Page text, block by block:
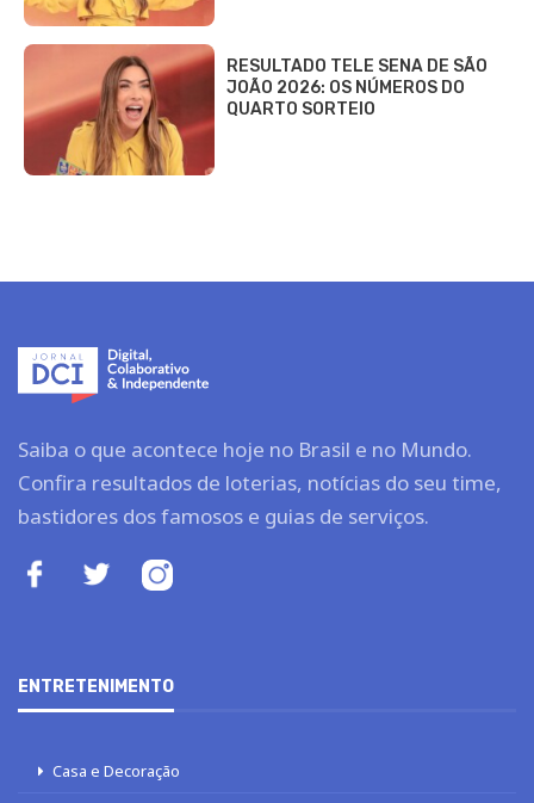
RESULTADO TELE SENA DE SÃO
JOÃO 2026: OS NÚMEROS DO
QUARTO SORTEIO
Saiba o que acontece hoje no Brasil e no Mundo.
Confira resultados de loterias, notícias do seu time,
bastidores dos famosos e guias de serviços.
ENTRETENIMENTO
Casa e Decoração